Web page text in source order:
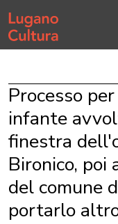
Home page
Processo
infante
finestra
Bironico, poi
del comune
portarlo